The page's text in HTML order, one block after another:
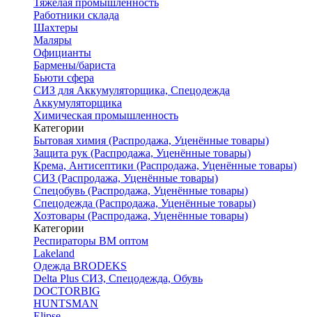
Тяжелая промышленность
Работники склада
Шахтеры
Маляры
Официанты
Бармены/бариста
Бьюти сфера
СИЗ для Аккумуляторщика, Спецодежда
Аккумуляторщика
Химическая промышленность
Категории
Бытовая химия (Распродажа, Уценённые товары)
Защита рук (Распродажа, Уценённые товары)
Крема, Антисептики (Распродажа, Уценённые товары)
СИЗ (Распродажа, Уценённые товары)
Спецобувь (Распродажа, Уценённые товары)
Спецодежда (Распродажа, Уценённые товары)
Хозтовары (Распродажа, Уценённые товары)
Категории
Респираторы ВМ оптом
Lakeland
Одежда BRODEKS
Delta Plus СИЗ, Спецодежда, Обувь
DOCTORBIG
HUNTSMAN